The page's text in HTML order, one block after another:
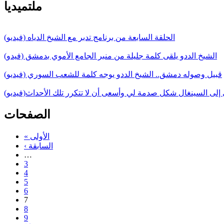
ملتميديا
الحلقة السابعة من برنامج تدبر مع الشيخ الدياه (فيديو)
الشيخ الددو يلقى كلمة جليلة من منبر الجامع الأموي بدمشق (فيدو)
قبيل وصوله دمشق.. الشيخ الددو يوجه كلمة للشعب السوري (فيديو)
إلى السينغال شكل صدمة لي وأسعى أن لا تتكرر تلك الأحداث(فيديو)
الصفحات
« الأولى
‹ السابقة
…
3
4
5
6
7
8
9